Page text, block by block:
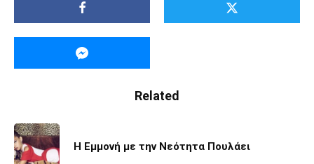
Related
Η Εμμονή με την Νεότητα Πουλάει